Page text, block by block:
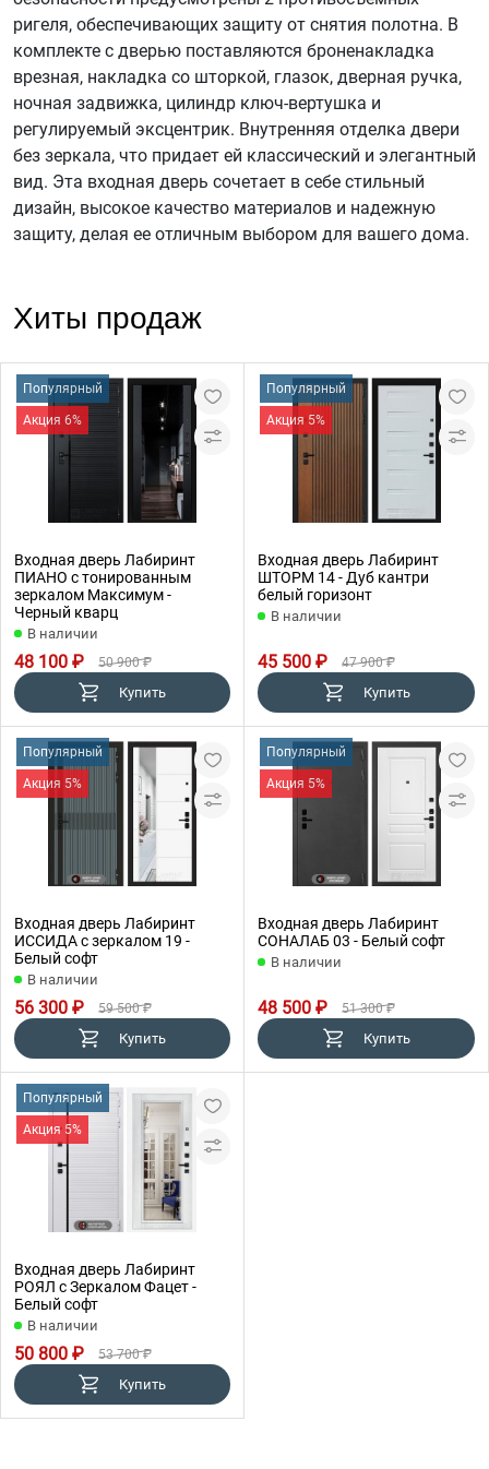
ригеля, обеспечивающих защиту от снятия полотна. В
комплекте с дверью поставляются броненакладка
врезная, накладка со шторкой, глазок, дверная ручка,
ночная задвижка, цилиндр ключ-вертушка и
регулируемый эксцентрик. Внутренняя отделка двери
без зеркала, что придает ей классический и элегантный
вид. Эта входная дверь сочетает в себе стильный
дизайн, высокое качество материалов и надежную
защиту, делая ее отличным выбором для вашего дома.
Хиты продаж
Популярный
Акция 6%
Входная дверь Лабиринт
ПИАНО с тонированным
зеркалом Максимум -
Черный кварц
В наличии
48 100 ₽ 50 900 ₽
Купить
Популярный
Акция 5%
Входная дверь Лабиринт
ШТОРМ 14 - Дуб кантри
белый горизонт
В наличии
45 500 ₽ 47 900 ₽
Купить
Популярный
Акция 5%
Входная дверь Лабиринт
ИССИДА с зеркалом 19 -
Белый софт
В наличии
56 300 ₽ 59 500 ₽
Купить
Популярный
Акция 5%
Входная дверь Лабиринт
СОНАЛАБ 03 - Белый софт
В наличии
48 500 ₽ 51 300 ₽
Купить
Популярный
Акция 5%
Входная дверь Лабиринт
РОЯЛ с Зеркалом Фацет -
Белый софт
В наличии
50 800 ₽ 53 700 ₽
Купить